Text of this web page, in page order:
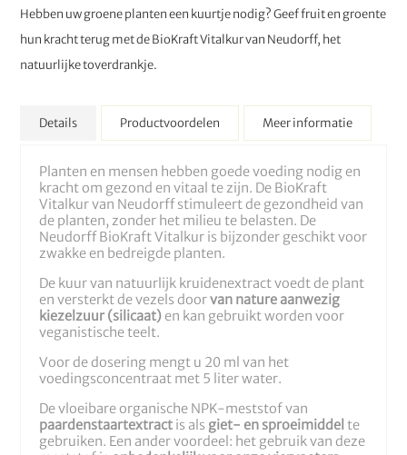
Hebben uw groene planten een kuurtje nodig? Geef fruit en groente
hun kracht terug met de BioKraft Vitalkur van Neudorff, het
natuurlijke toverdrankje.
Details
Planten en mensen hebben goede voeding nodig en
kracht om gezond en vitaal te zijn. De BioKraft
Vitalkur van Neudorff stimuleert de gezondheid van
de planten, zonder het milieu te belasten. De
Neudorff BioKraft Vitalkur is bijzonder geschikt voor
zwakke en bedreigde planten.
De kuur van natuurlijk kruidenextract voedt de plant
en versterkt de vezels doorvan nature aanwezig
kiezelzuur (silicaat) en kan gebruikt worden voor
veganistische teelt.
Voor de dosering mengt u 20 ml van het
voedingsconcentraat met 5 liter water.
De vloeibare organische NPK-meststof van
paardenstaartextract is als giet- en sproeimiddel te
gebruiken. Een ander voordeel: het gebruik van deze
Productvoordelen Meer informatie